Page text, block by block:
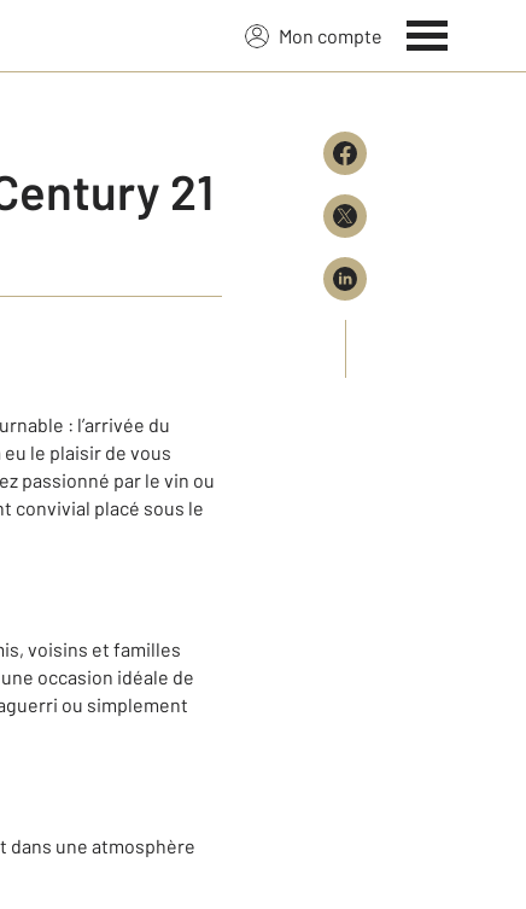
Mon compte
21
: l’arrivée du
le plaisir de vous
passionné par le vin ou
convivial placé sous le
voisins et familles
occasion idéale de
ou simplement
dans une atmosphère